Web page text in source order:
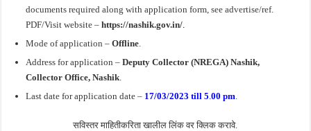
documents required along with application form, see advertise/ref.
PDF/Visit website –https://nashik.gov.in/
Mode of application – Offline
Address for application –Deputy Collector (NREGA) Nashik,
Collector Office, Nashik
Last date for application date – 17/03/2023 till 5 .00 pm
सविस्तर माहितीकरिता खालील लिंक वर क्लिक करावे.